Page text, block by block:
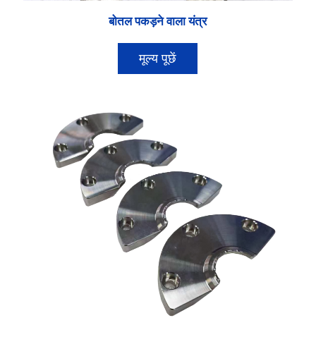
बोतल पकड़ने वाला यंत्र
मूल्य पूछें